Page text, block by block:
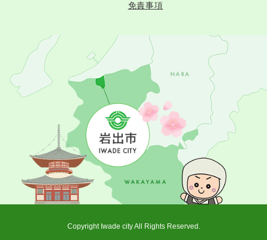
免責事項
Copyright Iwade city All Rights Reserved.